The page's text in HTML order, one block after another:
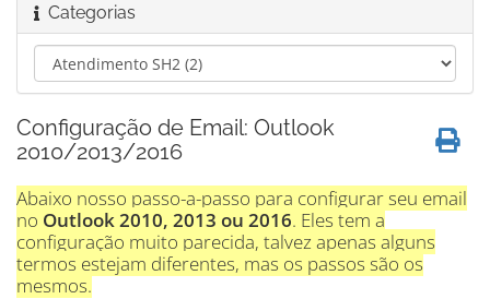
Categorias
Configuração de Email: Outlook
2010/2013/2016
Abaixo nosso passo-a-passo para configurar seu email
no Outlook 2010, 2013 ou 2016. Eles tem a
configuração muito parecida, talvez apenas alguns
termos estejam diferentes, mas os passos são os
mesmos.